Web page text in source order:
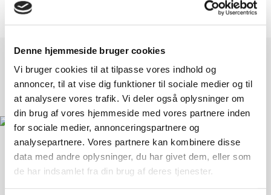
Denne hjemmeside bruger cookies
Vi bruger cookies til at tilpasse vores indhold og
annoncer, til at vise dig funktioner til sociale medier og til
at analysere vores trafik. Vi deler også oplysninger om
din brug af vores hjemmeside med vores partnere inden
for sociale medier, annonceringspartnere og
analysepartnere. Vores partnere kan kombinere disse
data med andre oplysninger, du har givet dem, eller som
de har indsamlet fra din brug af deres tjenester.
Landsforeningen Liv&Død
Bispebjerg Torv 16 St. TV